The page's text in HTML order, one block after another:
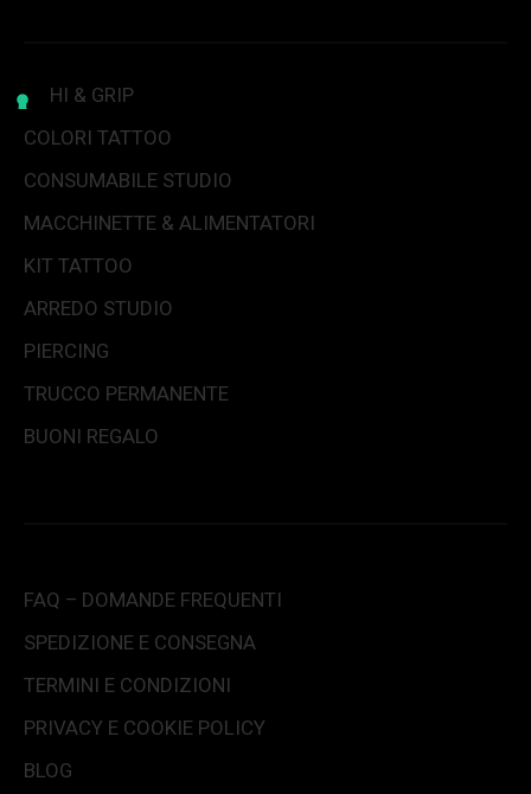
AGHI & GRIP
COLORI TATTOO
CONSUMABILE STUDIO
MACCHINETTE & ALIMENTATORI
KIT TATTOO
ARREDO STUDIO
PIERCING
TRUCCO PERMANENTE
BUONI REGALO
FAQ – DOMANDE FREQUENTI
SPEDIZIONE E CONSEGNA
TERMINI E CONDIZIONI
PRIVACY E COOKIE POLICY
BLOG